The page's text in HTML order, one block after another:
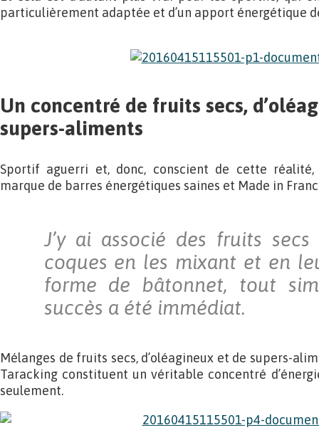
particulièrement adaptée et d’un apport énergétique
Un concentré de fruits secs,
supers-aliments
Sportif aguerri et, donc, conscient de cette
marque de barres énergétiques saines et Made in
J’y ai associé des fruits
coques en les mixant et en
forme de bâtonnet, tout
succès a été immédiat.
Mélanges de fruits secs, d’oléagineux et de supers-
Taracking constituent un véritable concentré
seulement.